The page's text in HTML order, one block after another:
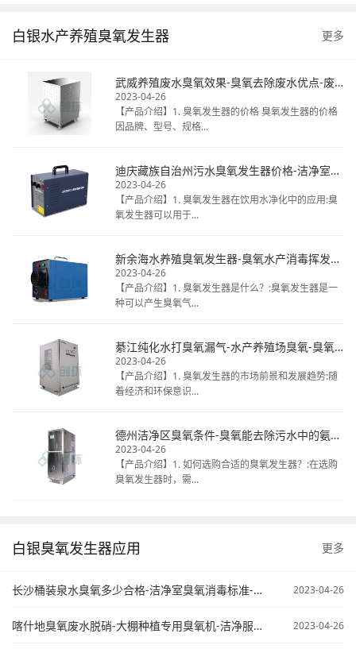
白银水产养殖臭氧发生器 更多
武威养殖废水臭氧效果-臭氧去除废水优点-废水臭氧消毒厂家
2023-04-26
【产品介绍】1. 臭氧发生器的价格 臭氧发生器的价格
因品牌、型号、规格...
迪庆藏族自治州污水臭氧发生器价格-洁净室臭氧消毒热线电话-揭秘桶装水臭氧
2023-04-26
【产品介绍】1. 臭氧发生器在饮用水净化中的应用:臭
氧发生器可以用于...
新余海水养殖臭氧发生器-臭氧水产消毒挥发时间-天然矿泉水臭氧毒
2023-04-26
【产品介绍】1. 臭氧发生器是什么？:臭氧发生器是一
种可以产生臭氧气...
綦江纯化水打臭氧漏气-水产养殖场臭氧-臭氧发生器清洗冷库
2023-04-26
【产品介绍】1. 臭氧发生器的市场前景和发展趋势:随
着经济和环保意识...
德州洁净区臭氧条件-臭氧能去除污水中的氨氮不-臭氧在污水处理中的应用
2023-04-26
【产品介绍】1. 如何选购合适的臭氧发生器？:在选购
臭氧发生器时，需...
白银臭氧发生器应用 更多
长沙桶装泉水臭氧多少合格-洁净室臭氧消毒标准-臭氧污水处理原来 2023-04-26
喀什地臭氧废水脱硝-大棚种植专用臭氧机-洁净服臭氧灭菌 2023-04-26